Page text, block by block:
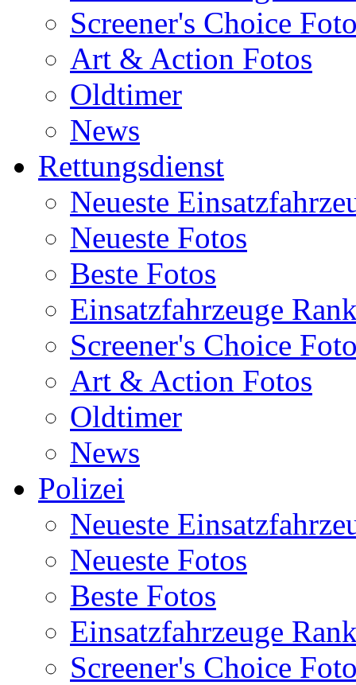
Screener's Choice
Art & Action Fotos
Oldtimer
News
Rettungsdienst
Neueste
Neueste Fotos
Beste Fotos
Einsatzfahrzeuge
Screener's Choice
Art & Action Fotos
Oldtimer
News
Polizei
Neueste
Neueste Fotos
Beste Fotos
Einsatzfahrzeuge
Screener's Choice